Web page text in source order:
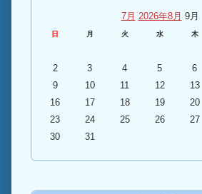
7月 2026年8月 9月
日 月 火 水 木
2
3 4 5 6
9
10 11 12 13
16
17 18 19 20
23
24 25 26 27
30
31